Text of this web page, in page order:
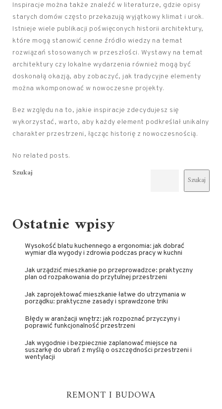
Inspiracje można także znaleźć w literaturze, gdzie opisy
starych domów często przekazują wyjątkowy klimat i urok.
Istnieje wiele publikacji poświęconych historii architektury,
które mogą stanowić cenne źródło wiedzy na temat
rozwiązań stosowanych w przeszłości. Wystawy na temat
architektury czy lokalne wydarzenia również mogą być
doskonałą okazją, aby zobaczyć, jak tradycyjne elementy
można wkomponować w nowoczesne projekty.
Bez względu na to, jakie inspiracje zdecydujesz się
wykorzystać, warto, aby każdy element podkreślał unikalny
charakter przestrzeni, łącząc historię z nowoczesnością.
No related posts.
Szukaj
Szukaj
Ostatnie wpisy
Wysokość blatu kuchennego a ergonomia: jak dobrać
wymiar dla wygody i zdrowia podczas pracy w kuchni
Jak urządzić mieszkanie po przeprowadzce: praktyczny
plan od rozpakowania do przytulnej przestrzeni
Jak zaprojektować mieszkanie łatwe do utrzymania w
porządku: praktyczne zasady i sprawdzone triki
Błędy w aranżacji wnętrz: jak rozpoznać przyczyny i
poprawić funkcjonalność przestrzeni
Jak wygodnie i bezpiecznie zaplanować miejsce na
suszarkę do ubrań z myślą o oszczędności przestrzeni i
wentylacji
REMONT I BUDOWA